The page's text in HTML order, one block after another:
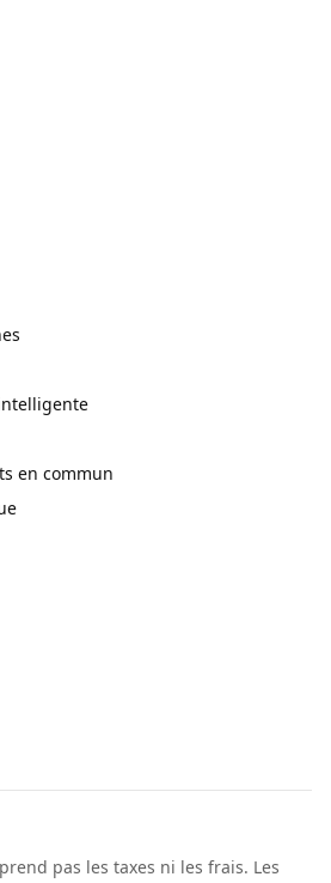
en commun
pas les taxes ni les frais. Les